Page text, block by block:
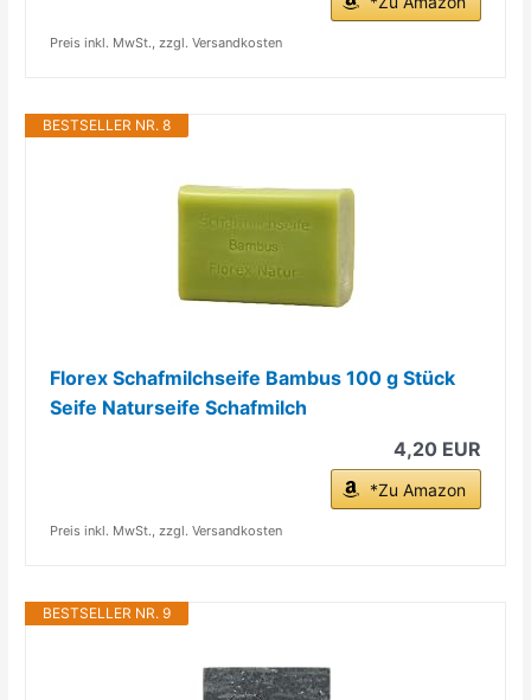
Preis inkl. MwSt., zzgl. Versandkosten
BESTSELLER NR. 8
Florex Schafmilchseife Bambus 100 g Stück
Seife Naturseife Schafmilch
4,20 EUR
*Zu Amazon
Preis inkl. MwSt., zzgl. Versandkosten
BESTSELLER NR. 9